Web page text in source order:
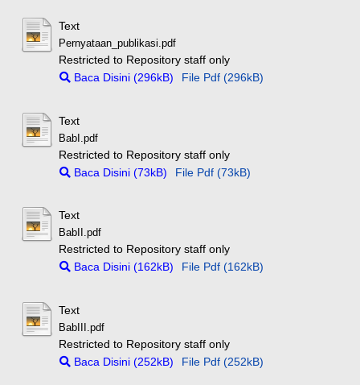
Text
Pernyataan_publikasi.pdf
Restricted to Repository staff only
Baca Disini (296kB)
File Pdf (296kB)
Text
BabI.pdf
Restricted to Repository staff only
Baca Disini (73kB)
File Pdf (73kB)
Text
BabII.pdf
Restricted to Repository staff only
Baca Disini (162kB)
File Pdf (162kB)
Text
BabIII.pdf
Restricted to Repository staff only
Baca Disini (252kB)
File Pdf (252kB)